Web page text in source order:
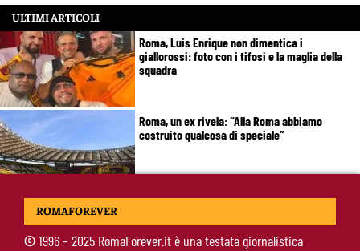
ULTIMI ARTICOLI
Roma, Luis Enrique non dimentica i
giallorossi: foto con i tifosi e la maglia della
squadra
Roma, un ex rivela: “Alla Roma abbiamo
costruito qualcosa di speciale”
Roma, Koulierakis svela il retroscena:
scegliere i giallorossi”
ROMAFOREVER
©1996 – 2025 RomaForever.it è una testata giornalistica